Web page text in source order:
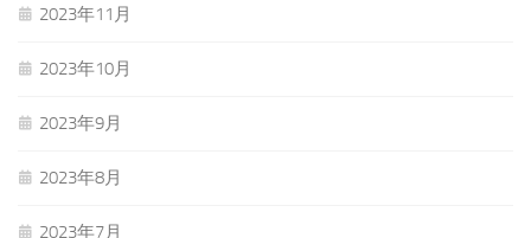
2023年11月
2023年10月
2023年9月
2023年8月
2023年7月